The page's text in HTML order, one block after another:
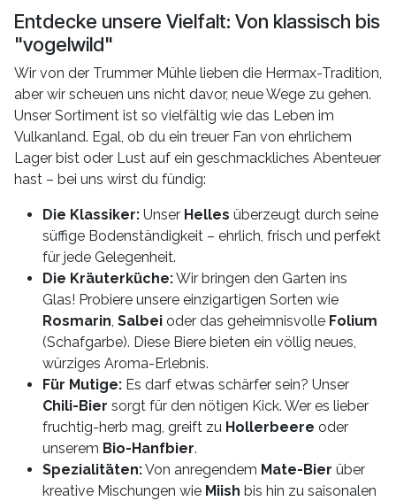
Entdecke unsere Vielfalt: Von klassisch bis
"vogelwild"
Wir von der Trummer Mühle lieben die Hermax-Tradition,
aber wir scheuen uns nicht davor, neue Wege zu gehen.
Unser Sortiment ist so vielfältig wie das Leben im
Vulkanland. Egal, ob du ein treuer Fan von ehrlichem
Lager bist oder Lust auf ein geschmackliches Abenteuer
hast – bei uns wirst du fündig:
Die Klassiker: Unser Helles überzeugt durch seine
süffige Bodenständigkeit – ehrlich, frisch und perfekt
für jede Gelegenheit.
Die Kräuterküche:Wir bringen den Garten ins
Glas! Probiere unsere einzigartigen Sorten wie
Rosmarin, Salbei oder das geheimnisvolle Folium
(Schafgarbe). Diese Biere bieten ein völlig neues,
würziges Aroma-Erlebnis.
Für Mutige: Es darf etwas schärfer sein? Unser
Chili-Bier sorgt für den nötigen Kick. Wer es lieber
fruchtig-herb mag, greift zu Hollerbeere oder
unserem Bio-Hanfbier.
Spezialitäten:Von anregendem Mate-Bier über
kreative Mischungen wie Miish bis hin zu saisonalen